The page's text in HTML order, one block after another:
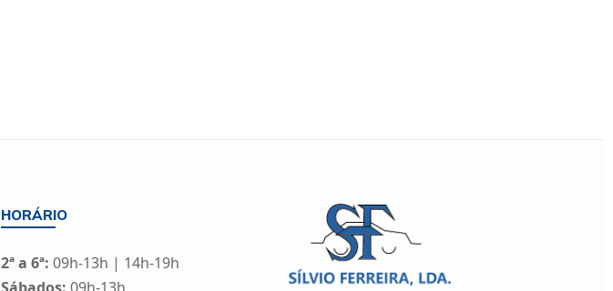
HORÁRIO
2ª a 6ª: 09h-13h | 14h-19h